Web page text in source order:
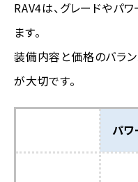
RAV4は、グレードやパ
ます。
装備内容と価格のバラ
が大切です。
パワ